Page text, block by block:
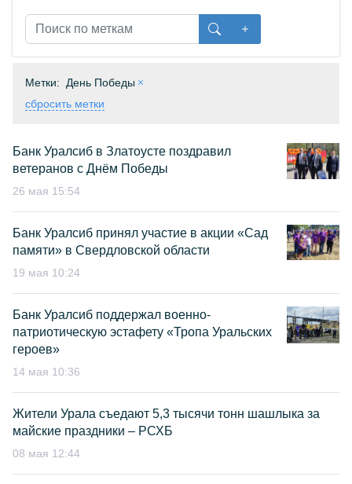
Метки:
День Победы
сбросить метки
Банк Уралсиб в Златоусте поздравил
ветеранов с Днём Победы
26 мая 15:54
Банк Уралсиб принял участие в акции «Сад
памяти» в Свердловской области
19 мая 10:24
Банк Уралсиб поддержал военно-
патриотическую эстафету «Тропа Уральских
героев»
14 мая 10:36
Жители Урала съедают 5,3 тысячи тонн шашлыка за
майские праздники – РСХБ
08 мая 12:44